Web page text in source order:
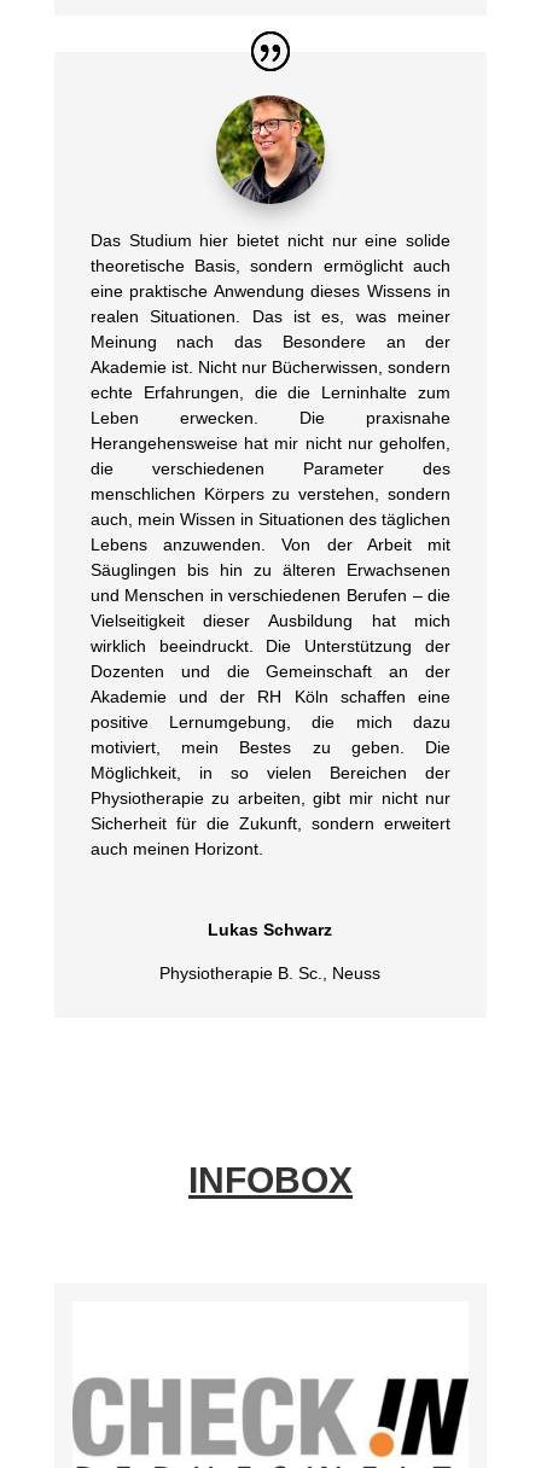
Das Studium hier bietet nicht nur eine solide
theoretische Basis, sondern ermöglicht auch
eine praktische Anwendung dieses Wissens in
realen Situationen. Das ist es, was meiner
Meinung nach das Besondere an der
Akademie ist. Nicht nur Bücherwissen, sondern
echte Erfahrungen, die die Lerninhalte zum
Leben erwecken. Die praxisnahe
Herangehensweise hat mir nicht nur geholfen,
die verschiedenen Parameter des
menschlichen Körpers zu verstehen, sondern
auch, mein Wissen in Situationen des täglichen
Lebens anzuwenden. Von der Arbeit mit
Säuglingen bis hin zu älteren Erwachsenen
und Menschen in verschiedenen Berufen – die
Vielseitigkeit dieser Ausbildung hat mich
wirklich beeindruckt. Die Unterstützung der
Dozenten und die Gemeinschaft an der
Akademie und der RH Köln schaffen eine
positive Lernumgebung, die mich dazu
motiviert, mein Bestes zu geben. Die
Möglichkeit, in so vielen Bereichen der
Physiotherapie zu arbeiten, gibt mir nicht nur
Sicherheit für die Zukunft, sondern erweitert
auch meinen Horizont.
Lukas Schwarz
Physiotherapie B. Sc. Neuss
INFOBOX